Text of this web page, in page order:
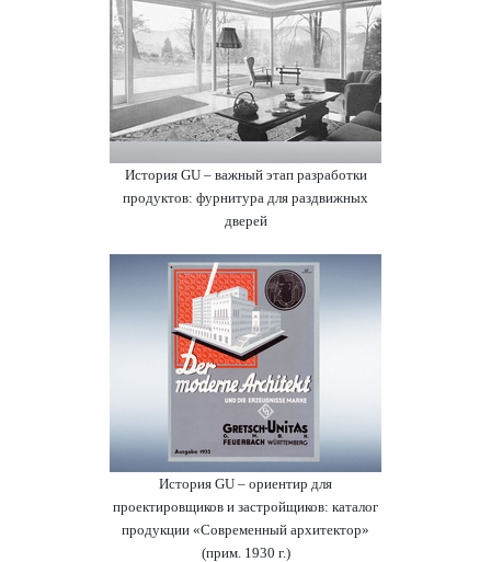
История GU – важный этап разработки
продуктов: фурнитура для раздвижных
дверей
История GU – ориентир для
проектировщиков и застройщиков: каталог
продукции «Современный архитектор»
(прим. 1930 г.)